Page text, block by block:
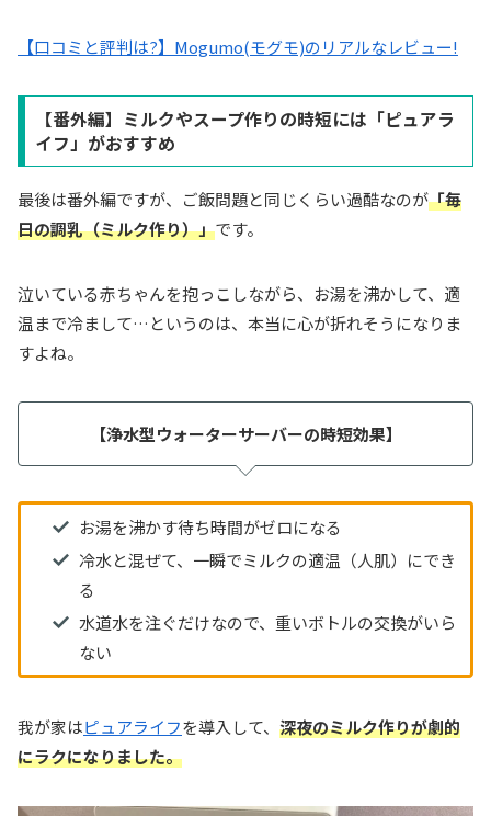
【口コミと評判は?】Mogumo(モグモ)のリアルなレビュー!
【番外編】ミルクやスープ作りの時短には「ピュアラ
イフ」がおすすめ
最後は番外編ですが、ご飯問題と同じくらい過酷なのが「毎
日の調乳（ミルク作り）」です。
泣いている赤ちゃんを抱っこしながら、お湯を沸かして、適
温まで冷まして…というのは、本当に心が折れそうになりま
すよね。
【浄水型ウォーターサーバーの時短効果】
お湯を沸かす待ち時間がゼロになる
冷水と混ぜて、一瞬でミルクの適温（人肌）にでき
る
水道水を注ぐだけなので、重いボトルの交換がいら
ない
我が家はピュアライフを導入して、 深夜のミルク作りが劇的
にラクになりました。